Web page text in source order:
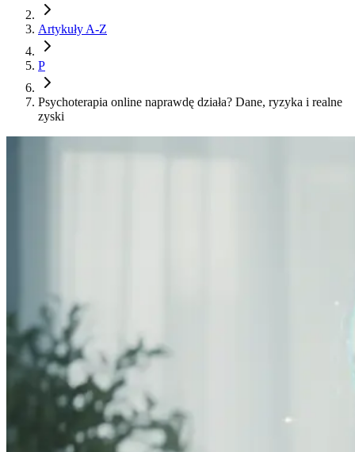
Artykuły A-Z
P
Psychoterapia online naprawdę działa? Dane, ryzyka i realne
zyski